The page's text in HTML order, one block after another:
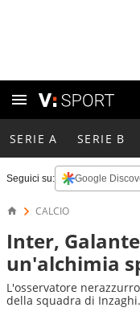
SERIE A SERIE B
Seguici su: Google
CALCIO
Inter,
un'alchimia
L'osservatore
della squadra di Inzaghi.